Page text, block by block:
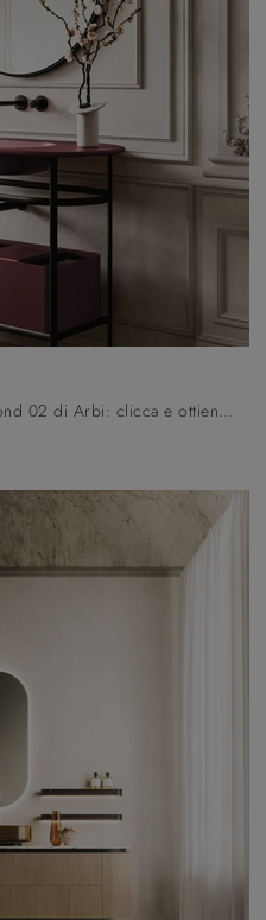
Mobile da Bagno sospeso Almond 02 di Arbi: clicca e ottieni informazioni su mobili bagno sospesi in laccato opaco e elementi accessori del marchio.